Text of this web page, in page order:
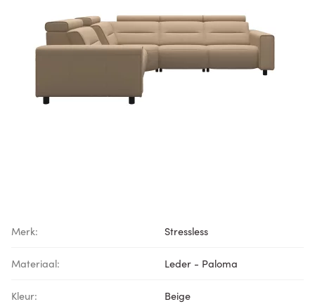
Merk: Stressless
Materiaal: Leder - Paloma
Kleur: Beige